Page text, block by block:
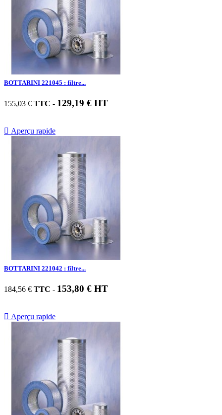
BOTTARINI 221045 : filtre...
155,03 € TTC - 129,19 € HT
 Aperçu rapide
BOTTARINI 221042 : filtre...
184,56 € TTC - 153,80 € HT
 Aperçu rapide